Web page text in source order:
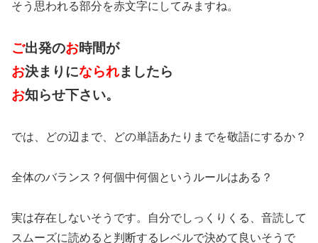
そう思われる部分を赤文字にしてみますね。
ご出発のお時間が
お決まりになられましたら
お知らせ下さい。
では、どの辺まで、どの単語あたりまでを敬語にするか？
全体のバランス？何個中何個というルールはある？
実は存在しないそうです。自分でしっくりくる、音読して
スムーズに読めると判断するレベルで決めて良いそうで